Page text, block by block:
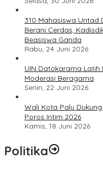
310 Mahasiswa
Berani Cerdas,
Beasiswa Ganda
Rabu, 24 Juni 2026
UIN Datokarama
Moderasi Beragama
Senin, 22 Juni 2026
Wali Kota Palu
Poros Intim 2026
Kamis, 18 Juni 2026
Politika